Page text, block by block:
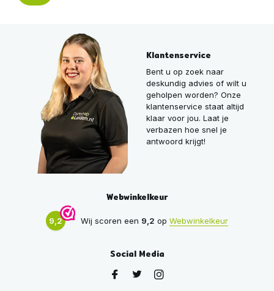
Klantenservice
Bent u op zoek naar
deskundig advies of wilt u
geholpen worden? Onze
klantenservice staat altijd
klaar voor jou. Laat je
verbazen hoe snel je
antwoord krijgt!
Webwinkelkeur
9,2 Wij scoren een 9,2 op Webwinkelkeur
Social Media